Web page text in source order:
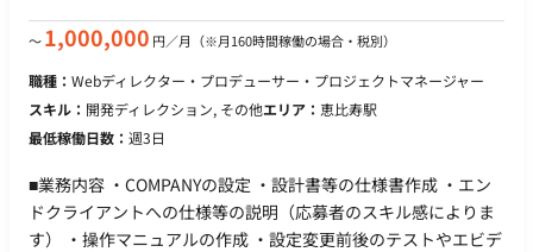
〜1,000,000 円／月 （※月160時間稼働の場合・税別）
職種： Webディレクター・プロデューサー・プロジェクトマネージャー
スキル： 開発ディレクション, その他エリア： 恵比寿駅
最低稼働日数： 週3日
■業務内容 ・COMPANYの設定 ・設計書等の仕様書作成 ・エン
ドクライアントへの仕様等の説明（応募者のスキル感によりま
す） ・操作マニュアルの作成 ・設定変更前後のテストやエビデ